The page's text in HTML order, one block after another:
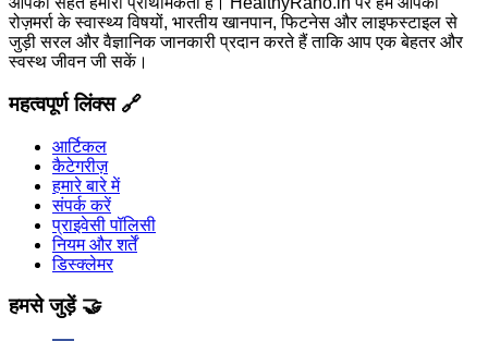
रोज़मर्रा के स्वास्थ्य विषयों, भारतीय खानपान, फिटनेस और लाइफस्टाइल से
जुड़ी सरल और वैज्ञानिक जानकारी प्रदान करते हैं ताकि आप एक बेहतर और
स्वस्थ जीवन जी सकें।
महत्वपूर्ण लिंक्स 🔗
आर्टिकल
कैटेगरीज़
हमारे बारे में
संपर्क करें
प्राइवेसी पॉलिसी
नियम और शर्तें
डिस्क्लेमर
हमसे जुड़ें 🤝